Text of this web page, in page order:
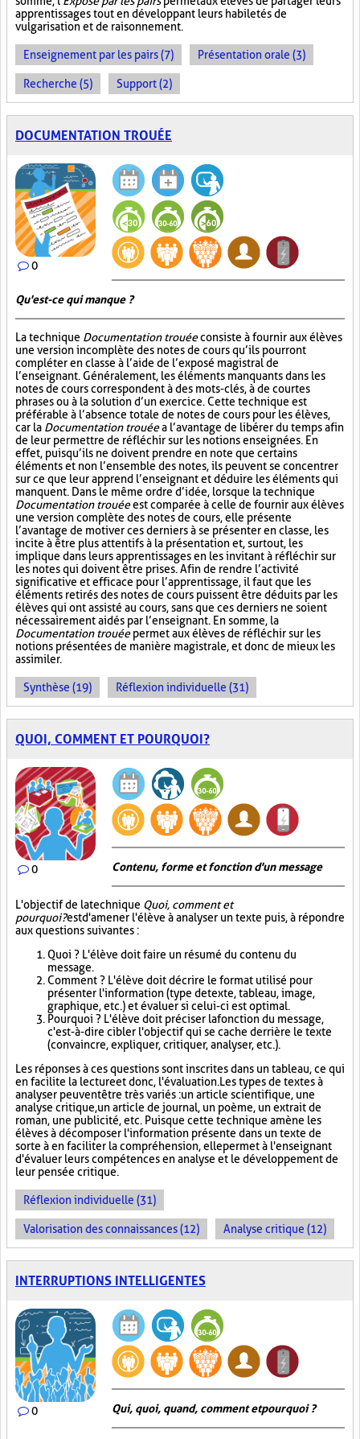
apprentissages tout en développant leurs habiletés de
vulgarisation et de raisonnement.
Enseignement par les pairs (7) Présentation orale (3)
Recherche (5) Support (2)
DOCUMENTATION TROUÉE
0
Qu'est-ce qui manque ?
La technique Documentation trouéeconsiste à fournir aux élèves
une version incomplète des notes de cours qu’ils pourront
compléter en classe à l’aide de l’exposé magistral de
l’enseignant. Généralement, les éléments manquants dans les
notes de cours correspondent à des mots-clés, à de courtes
phrases ou à la solution d’un exercice. Cette technique est
préférable à l’absence totale de notes de cours pour les élèves,
car la Documentation trouéea l’avantage de libérer du temps afin
de leur permettre de réfléchir sur les notions enseignées. En
effet, puisqu’ils ne doivent prendre en note que certains
éléments et non l’ensemble des notes, ils peuvent se concentrer
sur ce que leur apprend l’enseignant et déduire les éléments qui
manquent. Dans le même ordre d’idée, lorsque la technique
Documentation trouéeest comparée à celle de fournir aux élèves
une version complète des notes de cours, elle présente
l’avantage de motiver ces derniers à se présenter en classe, les
incite à être plus attentifs à la présentation et, surtout, les
implique dans leurs apprentissages en les invitant à réfléchir sur
les notes qui doivent être prises. Afin de rendre l’activité
significative et efficace pour l’apprentissage, il faut que les
éléments retirés des notes de cours puissent être déduits par les
élèves qui ont assisté au cours, sans que ces derniers ne soient
nécessairement aidés par l’enseignant. En somme, la
Documentation trouéepermet aux élèves de réfléchir sur les
notions présentées de manière magistrale, et donc de mieux les
assimiler.
Synthèse (19) Réflexion individuelle (31)
QUOI, COMMENT ET POURQUOI?
0 Contenu, forme et fonction d'un message
L'objectif de la technique Quoi, comment et
pourquoi?est d'amener l'élève à analyser un texte puis, à répondre
aux questions suivantes :
Quoi ? L'élève doit faire un résumé du contenu du
message.
Comment ? L'élève doit décrire le format utilisé pour
présenter l'information (type de texte, tableau, image,
graphique, etc.) et évaluer si celui-ci est optimal.
Pourquoi ? L'élève doit préciser la fonction du message,
c'est-à-dire cibler l'objectif qui se cache derrière le texte
(convaincre, expliquer, critiquer, analyser, etc.).
Les réponses à ces questions sont inscrites dans un tableau, ce qui
en facilite la lecture et donc, l'évaluation. Les types de textes à
analyser peuvent être très variés : un article scientifique, une
analyse critique, un article de journal, un poème, un extrait de
roman, une publicité, etc. Puisque cette technique amène les
élèves à décomposer l'information présente dans un texte de
sorte à en faciliter la compréhension, elle permet à l'enseignant
d'évaluer leurs compétences en analyse et le développement de
leur pensée critique.
Réflexion individuelle (31)
Valorisation des connaissances (12) Analyse critique (12)
INTERRUPTIONS INTELLIGENTES
0 Qui, quoi, quand, comment et pourquoi ?